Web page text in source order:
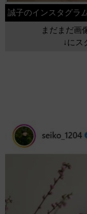
誠子のインスタグラ
まだまだ画
↓にス